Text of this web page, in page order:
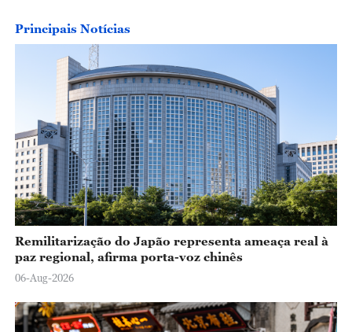
Principais Notícias
Remilitarização do Japão representa ameaça real à
paz regional, afirma porta-voz chinês
06-Aug-2026